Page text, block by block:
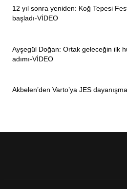
12 yıl sonra yeniden: Koğ Tepesi
başladı-VİDEO
Ayşegül Doğan: Ortak geleceğin ilk
adımı-VİDEO
Akbelen’den Varto’ya JES